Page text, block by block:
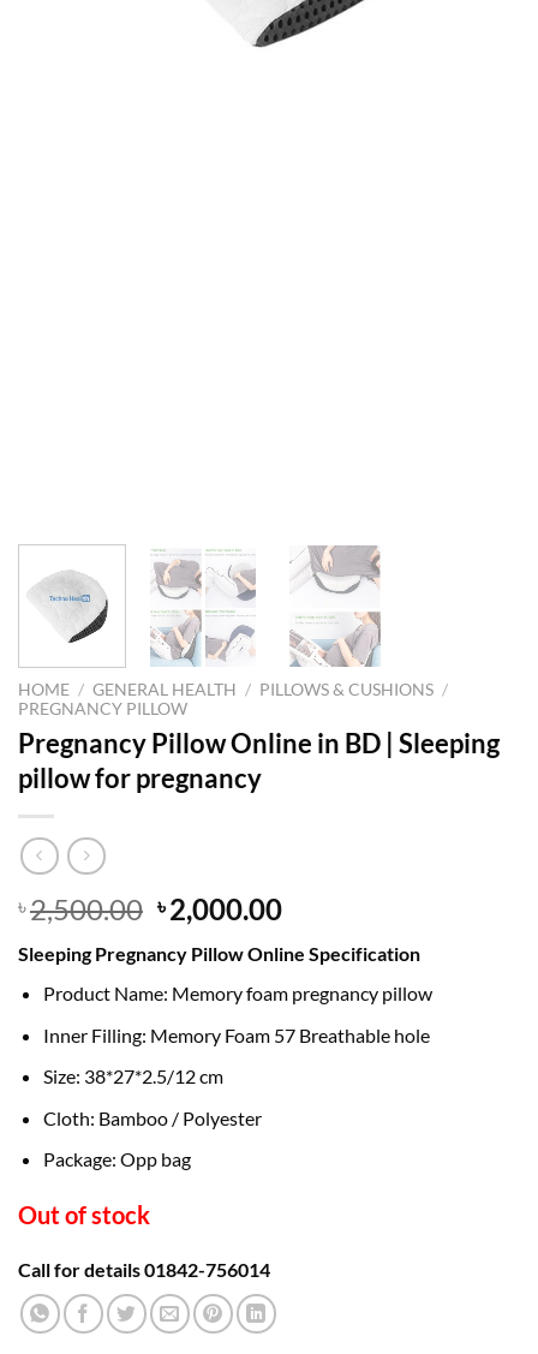
HOME / GENERAL HEALTH / PILLOWS & CUSHIONS /
PREGNANCY PILLOW
Pregnancy Pillow Online in BD | Sleeping
pillow for pregnancy
৳2,500.00 Original
price
was:
৳ 2,500.00.
৳2,000.00Current
is:
৳ 2,000.00.
Sleeping Pregnancy Pillow Online Specification
Product Name: Memory foam pregnancy pillow
Inner Filling: Memory Foam 57 Breathable hole
Size: 38*27*2.5/12 cm
Cloth: Bamboo / Polyester
Package: Opp bag
Out of stock
Call for details 01842-756014